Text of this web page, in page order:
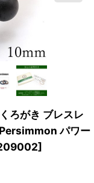
ろがき ブレスレ
パワー
]